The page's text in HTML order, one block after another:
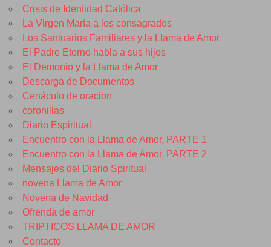
Crisis de Identidad Católica
La Virgen María a los consagrados
Los Santuarios Familiares y la Llama de Amor
El Padre Eterno habla a sus hijos
El Demonio y la Llama de Amor
Descarga de Documentos
Cenáculo de oracion
coronillas
Diario Espiritual
Encuentro con la Llama de Amor, PARTE 1
Encuentro con la Llama de Amor, PARTE 2
Mensajes del Diario Spiritual
novena Llama de Amor
Novena de Navidad
Ofrenda de amor
TRIPTICOS LLAMA DE AMOR
Contacto